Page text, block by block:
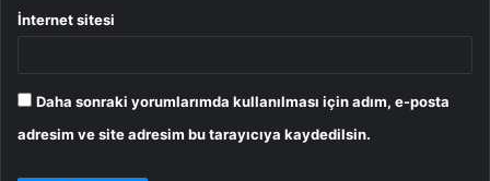
İnternet sitesi
Daha sonraki yorumlarımda kullanılması için adım, e-posta
adresim ve site adresim bu tarayıcıya kaydedilsin.